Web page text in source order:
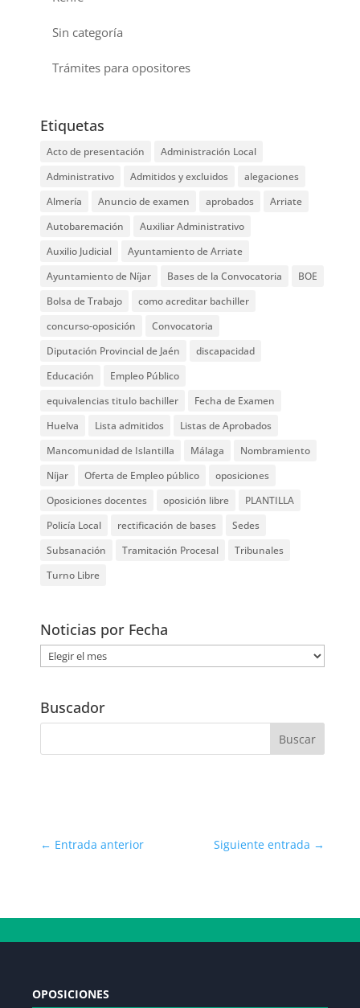
Sin categoría
Trámites para opositores
Etiquetas
Acto de presentación
Administración Local
Administrativo
Admitidos y excluidos
alegaciones
Almería
Anuncio de examen aprobados
Arriate
Autobaremación
Auxiliar Administrativo
Auxilio Judicial
Ayuntamiento de Arriate
Ayuntamiento de Níjar
Bases de la Convocatoria
BOE
Bolsa de Trabajo
como acreditar bachiller
concurso-oposición
Convocatoria
Diputación Provincial de Jaén
discapacidad
Educación
Empleo Público
equivalencias titulo bachiller
Fecha de Examen
Huelva
Lista admitidos
Listas de Aprobados
Mancomunidad de Islantilla
Málaga
Nombramiento
Níjar
Oferta de Empleo público
oposiciones
Oposiciones docentes
oposición libre
PLANTILLA
Policía Local
rectificación de bases
Sedes
Subsanación
Tramitación Procesal
Tribunales
Turno Libre
Noticias por Fecha
Noticias
por
Buscador
← Entrada anterior Siguiente entrada →
OPOSICIONES